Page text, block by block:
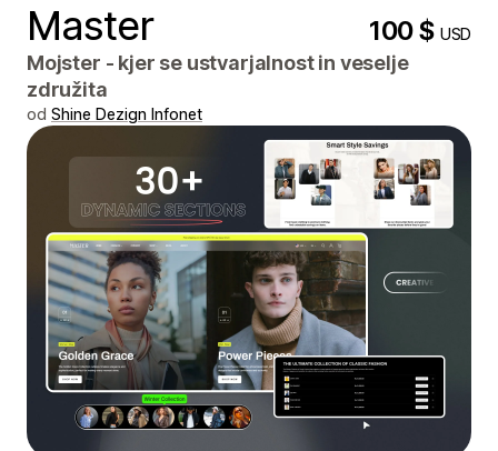
Master 100 $USD
Mojster - kjer se ustvarjalnost in veselje
združita
od Shine Dezign Infonet